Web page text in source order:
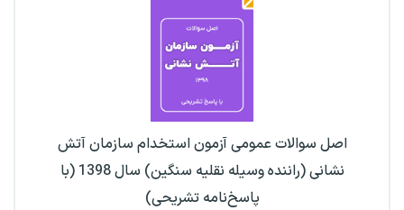
اصل سوالات عمومی آزمون استخدام سازمان آتش
نشانی (راننده وسیله نقلیه سنگین) سال 1398 (با
پاسخ‌نامه تشریحی)